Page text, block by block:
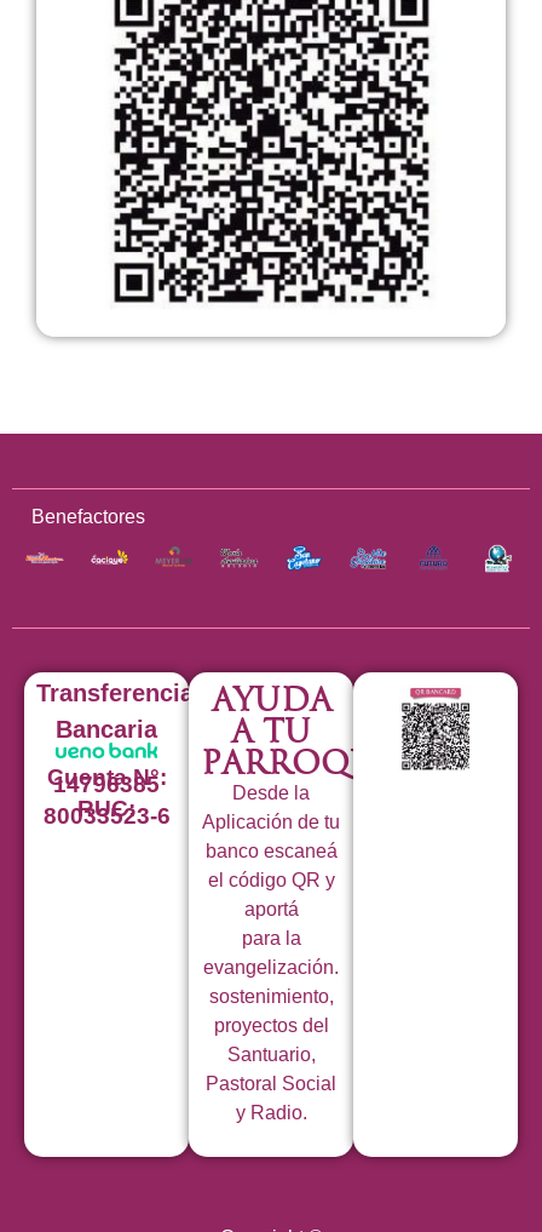
Benefactores
Transferencia
Bancaria
Cuenta N°:
14796385
RUC:
80033523-6
Ayuda
a tu
Parroquia
Desde la
Aplicación de tu
banco escaneá
el código QR y
aportá
para la
evangelización.
sostenimiento,
proyectos del
Santuario,
Pastoral Social
y Radio.